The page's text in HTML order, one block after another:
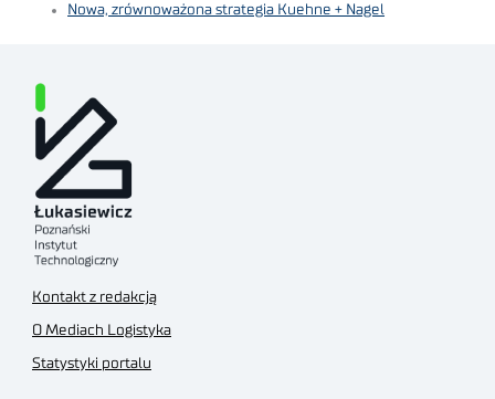
Nowa, zrównoważona strategia Kuehne + Nagel
Kontakt z redakcją
O Mediach Logistyka
Statystyki portalu